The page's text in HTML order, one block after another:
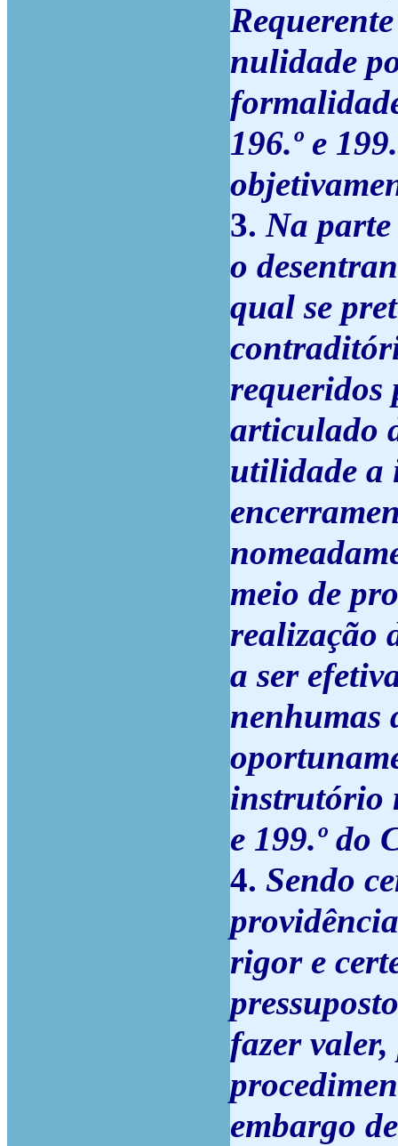
nulidade
196.º e
3.Na
o
qual se
requeridos
articulado
utilidade a
meio de
realização
a ser
nenhumas
instrutório
e 199.º do
4. Sendo
rigor e
fazer
embargo